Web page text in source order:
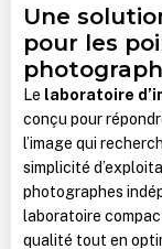
Une
pour les
Le laboratoire
conçu pour
l’image qui
simplicité
photographes
laboratoire
qualité tout en